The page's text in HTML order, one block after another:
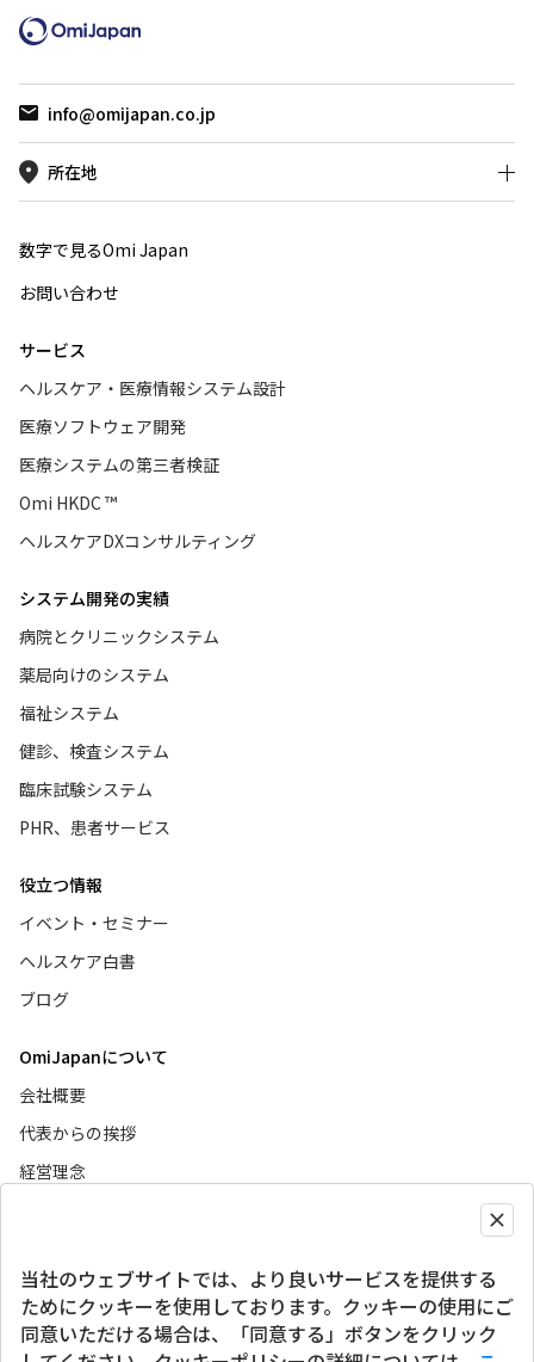
のかを解説します。Vol.0では、「なぜ今
AIエージェントなのか」をテーマに、そ
の医療現場へのインパクトと導入の全体
像を概観します。
を具体的
示します
info@omijapan.co.jp
所在地
数字で見るOmi Japan
お問い合わせ
サービス
ヘルスケア・医療情報システム設計
医療ソフトウェア開発
医療システムの第三者検証
Omi HKDC ™
ヘルスケアDXコンサルティング
システム開発の実績
病院とクリニックシステム
薬局向けのシステム
福祉システム
健診、検査システム
臨床試験システム
PHR、患者サービス
役立つ情報
イベント・セミナー
ヘルスケア白書
ブログ
OmiJapanについて
会社概要
代表からの挨拶
経営理念
グローバルサイト
SNSアカウント
当社のウェブサイトでは、より良いサービスを提供する
ためにクッキーを使用しております。クッキーの使用にご
同意いただける場合は、「同意する」ボタンをクリック